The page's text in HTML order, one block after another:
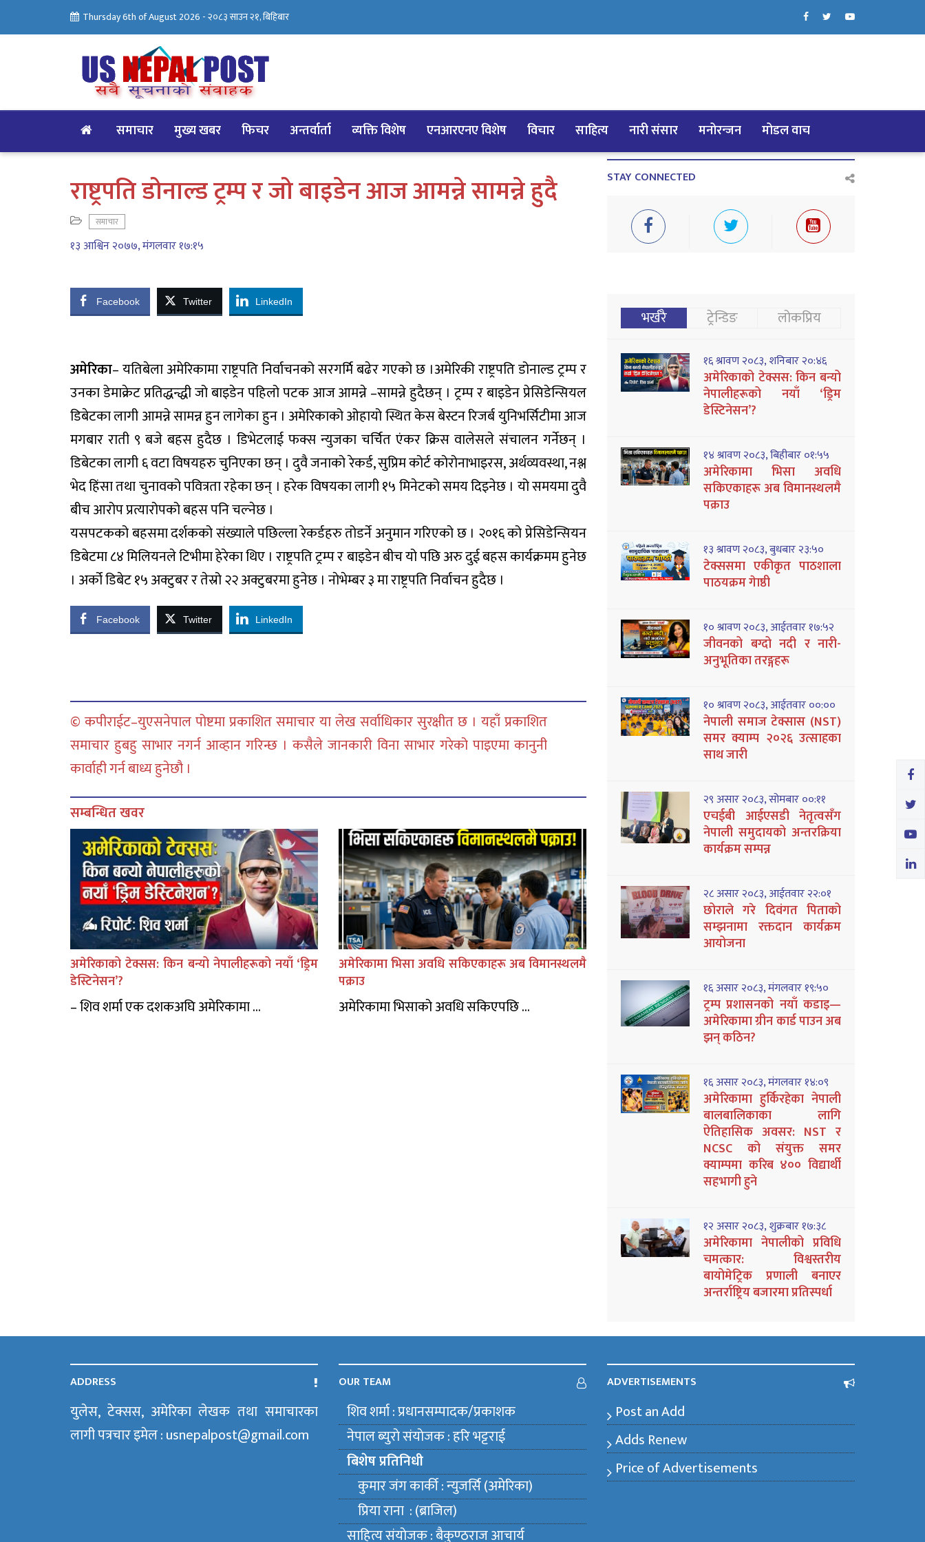
Thursday 6th of August 2026 -२०८३ साउन २१, बिहिबार
समाचार मुख्य खबर फिचर अन्तर्वार्ता व्यक्ति विशेष एनआरएनए विशेष विचार साहित्य नारी संसार मनोरन्जन मोडल वाच
राष्ट्रपति डोनाल्ड ट्रम्प र जो बाइडेन आज आमन्ने सामन्ने हुदै
समाचार
१३ आश्विन २०७७, मंगलवार १७:१५
Facebook Twitter LinkedIn
अमेरिका– यतिबेला अमेरिकामा राष्ट्रपति निर्वाचनको सरगर्मि बढेर गएको छ ।अमेरिकी राष्ट्रपति डोनाल्ड ट्रम्प र
उनका डेमाक्रेट प्रतिद्धन्द्धी जो बाइडेन पहिलो पटक आज आमन्ने –सामन्ने हुदैछन् । ट्रम्प र बाइडेन प्रेसिडेन्सियल
डिबेटका लागी आमन्ने सामन्न हुन लागेका हुन । अमेरिकाको ओहायो स्थित केस बेस्टन रिजर्ब युनिभर्सिटीमा आज
मगबार राती ९ बजे बहस हुदैछ । डिभेटलाई फक्स न्युजका चर्चित एंकर क्रिस वालेसले संचालन गर्नेछन् ।
डिबेटका लागी ६ वटा विषयहरु चुनिएका छन् । दुवै जनाको रेकर्ड, सुप्रिम कोर्ट कोरोनाभाइरस, अर्थव्यवस्था, नश्ल
भेद हिंसा तथा चुनावको पवित्रता रहेका छन् । हरेक विषयका लागी १५ मिनेटको समय दिइनेछ । यो समयमा दुवै
बीच आरोप प्रत्यारोपको बहस पनि चल्नेछ ।
यसपटकको बहसमा दर्शकको संख्याले पछिल्ला रेकर्डहरु तोडर्ने अनुमान गरिएको छ । २०१६ को प्रेसिडेन्सियन
डिबेटमा ८४ मिलियनले टिभीमा हेरेका थिए । राष्ट्रपति ट्रम्प र बाइडेन बीच यो पछि अरु दुई बहस कार्यक्रमम हुनेछ
। अर्को डिबेट १५ अक्टुबर र तेस्रो २२ अक्टुबरमा हुनेछ । नाेभेम्बर ३ मा राष्ट्रपति निर्वाचन हुदैछ ।
Facebook Twitter LinkedIn
© कपीराईट–युएसनेपाल पोष्टमा प्रकाशित समाचार या लेख सर्वाधिकार सुरक्षीत छ । यहाँ प्रकाशित
समाचार हुबहु साभार नगर्न आव्हान गरिन्छ । कसैले जानकारी विना साभार गरेको पाइएमा कानुनी
कार्वाही गर्न बाध्य हुनेछौ ।
सम्बन्धित खवर
अमेरिकाको टेक्सस: किन बन्यो नेपालीहरूको नयाँ ‘ड्रिम
डेस्टिनेसन’?
– शिव शर्मा एक दशकअघि अमेरिकामा ...
अमेरिकामा भिसा अवधि सकिएकाहरू अब विमानस्थलमै
पक्राउ
अमेरिकामा भिसाको अवधि सकिएपछि ...
STAY CONNECTED
भर्खरै ट्रेन्डिङ लोकप्रिय
१६ श्रावण २०८३, शनिबार २०:४६
अमेरिकाको टेक्सस: किन बन्यो
नेपालीहरूको नयाँ ‘ड्रिम
डेस्टिनेसन’?
१४ श्रावण २०८३, बिहीबार ०१:५५
अमेरिकामा भिसा अवधि
सकिएकाहरू अब विमानस्थलमै
पक्राउ
१३ श्रावण २०८३, बुधबार २३:५०
टेक्ससमा एकीकृत पाठशाला
पाठयक्रम गेाष्ठी
१० श्रावण २०८३, आईतवार १७:५२
जीवनको बग्दो नदी र नारी-
अनुभूतिका तरङ्गहरू
१० श्रावण २०८३, आईतवार ००:००
नेपाली समाज टेक्सास (NST)
समर क्याम्प २०२६ उत्साहका
साथ जारी
२९ असार २०८३, सोमबार ००:११
एचईबी आईएसडी नेतृत्वसँग
नेपाली समुदायको अन्तरक्रिया
कार्यक्रम सम्पन्न
२८ असार २०८३, आईतवार २२:०१
छोराले गरे दिवंगत पिताको
सम्झनामा रक्तदान कार्यक्रम
आयोजना
१६ असार २०८३, मंगलवार १९:५०
ट्रम्प प्रशासनको नयाँ कडाइ—
अमेरिकामा ग्रीन कार्ड पाउन अब
झन् कठिन?
१६ असार २०८३, मंगलवार १४:०९
अमेरिकामा हुर्किरहेका नेपाली
बालबालिकाका लागि
ऐतिहासिक अवसर: NST र
NCSC को संयुक्त समर
क्याम्पमा करिब ४०० विद्यार्थी
सहभागी हुने
१२ असार २०८३, शुक्रबार १७:३८
अमेरिकामा नेपालीको प्रविधि
चमत्कार: विश्वस्तरीय
बायोमेट्रिक प्रणाली बनाएर
अन्तर्राष्ट्रिय बजारमा प्रतिस्पर्धा
ADDRESS
युलेस, टेक्सस, अमेरिका लेखक तथा समाचारका
लागी पत्रचार इमेल : usnepalpost@gmail.com
OUR TEAM
शिव शर्मा : प्रधानसम्पादक/प्रकाशक
नेपाल ब्युराे संयाेजक : हरि भट्टराई
बिशेष प्रतिनिधी
कुमार जंग कार्की : न्युजर्सि (अमेरिका)
प्रिया राना : (ब्राजिल)
साहित्य संयाेजक : बैकुण्ठराज आचार्य
ADVERTISEMENTS
Post an Add
Adds Renew
Price of Advertisements